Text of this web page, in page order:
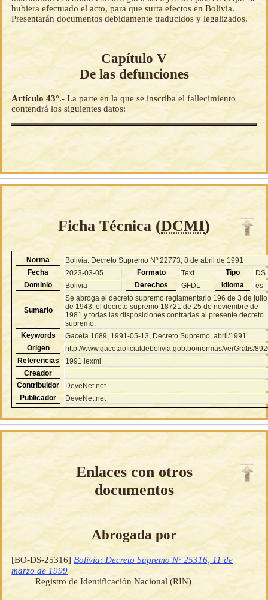
hubiera efectuado el acto, para que surta efectos en Bolivia.
Presentarán documentos debidamente traducidos y legalizados.
Capítulo V
De las defunciones
Artículo 43°.- La parte en la que se inscriba el fallecimiento
contendrá los siguientes datos:
Ficha Técnica (DCMI)
Norma
Bolivia: Decreto Supremo Nº 22773, 8 de abril de 1991
Fecha
2023-03-05 Formato Text Tipo
DS
Dominio
Bolivia Derechos GFDL Idioma es
Sumario
Se abroga el decreto supremo reglamentario 196 de 3 de julio
de 1943, el decreto supremo 18721 de 25 de noviembre de
1981 y todas las disposiciones contrarias al presente decreto
supremo.
Keywords
Gaceta 1689, 1991-05-13, Decreto Supremo, abril/1991
Origen
http://www.gacetaoficialdebolivia.gob.bo/normas/verGratis/
Referencias
1991.lexml
Creador
Contribuidor
DeveNet.net
Publicador
DeveNet.net
Enlaces con otros
documentos
Abrogada por
[BO-DS-25316] Bolivia: Decreto Supremo Nº 25316, 11 de
marzo de 1999
Registro de Identificación Nacional (RIN)